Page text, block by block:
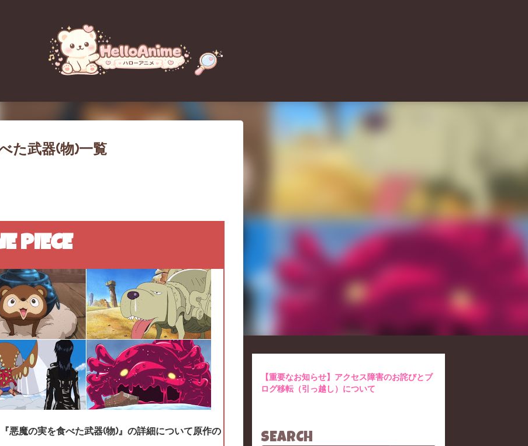
た武器(物)一覧
PIECE
悪魔の実を食べた武器(物)』の詳細について原作の
【重要なお知らせ】アクセス障害のお詫びとブ
ログ移転（引っ越し）について
SEARCH